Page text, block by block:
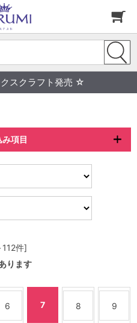
スクラフト発売 ☆
項目
件]
ります
6 7 8 9